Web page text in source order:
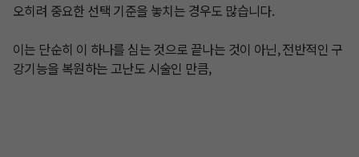
오히려 중요한 선택 기준을 놓치는 경우도 많습니다.
이는 단순히 이 하나를 심는 것으로 끝나는 것이 아닌, 전반적인 구
강기능을 복원하는 고난도 시술인 만큼,